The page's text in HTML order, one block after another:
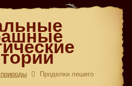
Проделки лешего